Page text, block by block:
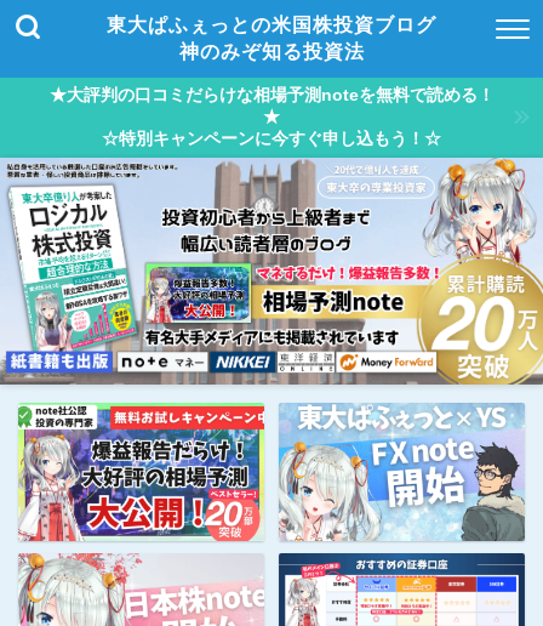
東大ぱふぇっとの米国株投資ブログ
神のみぞ知る投資法
★大評判の口コミだらけな相場予測noteを無料で読める！
★
☆特別キャンペーンに今すぐ申し込もう！☆